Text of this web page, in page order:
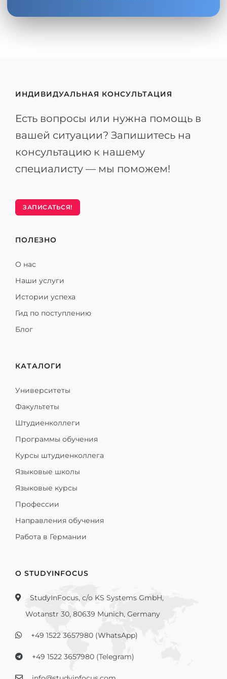
ИНДИВИДУАЛЬНАЯ КОНСУЛЬТАЦИЯ
Есть вопросы или нужна помощь в
вашей ситуации? Запишитесь на
консультацию к нашему
специалисту — мы поможем!
ЗАПИСАТЬСЯ!
ПОЛЕЗНО
О нас
Наши услуги
Истории успеха
Гид по поступлению
Блог
КАТАЛОГИ
Университеты
Факультеты
Штудиенколлеги
Программы обучения
Курсы штудиенколлега
Языковые школы
Языковые курсы
Профессии
Направления обучения
Работа в Германии
О STUDYINFOCUS
StudyInFocus, c/o KS Systems GmbH,
Wotanstr 30, 80639 Munich, Germany
+49 1522 3657980 (WhatsApp)
+49 1522 3657980 (Telegram)